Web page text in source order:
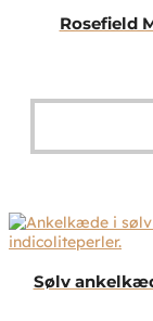
Rosefield
Sølv